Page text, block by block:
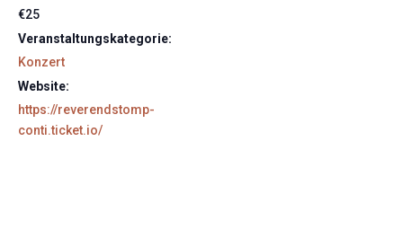
€25
Veranstaltungskategorie:
Konzert
Website:
https://reverendstomp-
conti.ticket.io/